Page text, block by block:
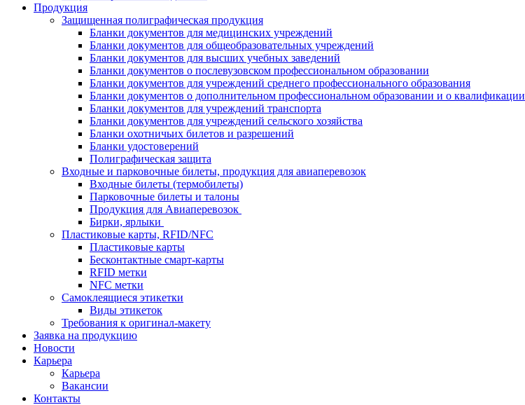
Продукция
Защищенная полиграфическая продукция
Бланки документов для медицинских учреждений
Бланки документов для общеобразовательных учреждений
Бланки документов для высших учебных заведений
Бланки документов о послевузовском профессиональном образовании
Бланки документов для учреждений среднего профессионального образования
Бланки документов о дополнительном профессиональном образовании и о квалификации
Бланки документов для учреждений транспорта
Бланки документов для учреждений сельского хозяйства
Бланки охотничьих билетов и разрешений
Бланки удостоверений
Полиграфическая защита
Входные и парковочные билеты, продукция для авиаперевозок
Входные билеты (термобилеты)
Парковочные билеты и талоны
Продукция для Авиаперевозок
Бирки, ярлыки
Пластиковые карты, RFID/NFC
Пластиковые карты
Бесконтактные смарт-карты
RFID метки
NFC метки
Самоклеящиеся этикетки
Виды этикеток
Требования к оригинал-макету
Заявка на продукцию
Новости
Карьера
Карьера
Вакансии
Контакты